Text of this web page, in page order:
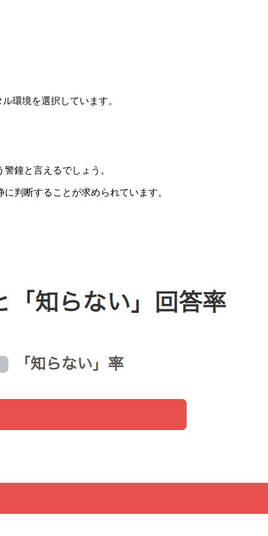
環境を選択しています。
鐘と言えるでしょう。
判断することが求められています。